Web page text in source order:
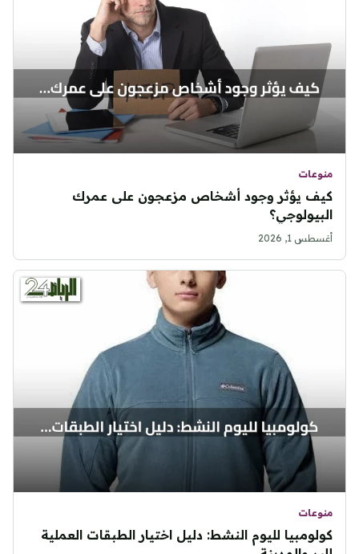
منوعات
كيف يؤثر وجود أشخاص مزعجون على عمرك
البيولوجي؟
أغسطس 1, 2026
منوعات
كولومبيا لليوم النشط: دليل اختيار الطبقات العملية